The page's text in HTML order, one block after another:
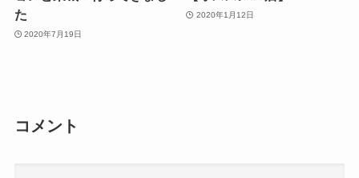
た
2020年7月19日
2020年1月12日
コメント